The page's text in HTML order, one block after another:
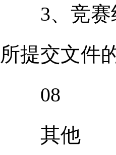
3、竞赛组
所提交文件
08
其他